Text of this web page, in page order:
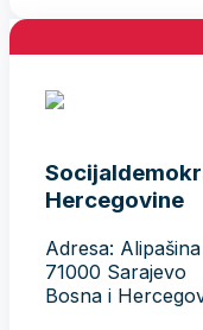
Hercegovine
Adresa:
71000 Sarajevo
Bosna i